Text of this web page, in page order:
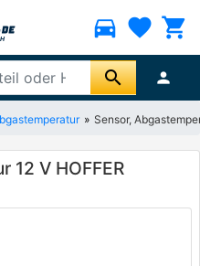
directions_car favorite shopping_cart
search person
Sensor,
12 V HOFFER